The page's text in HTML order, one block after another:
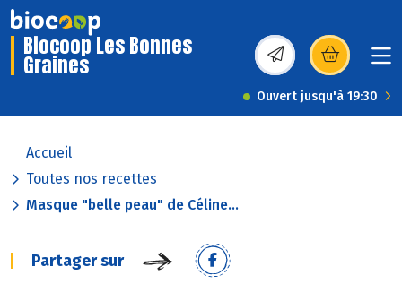
Biocoop Les Bonnes
Graines (s’ouvre dans une
Ouvert jusqu'à 19:30
Accueil
Toutes nos recettes
Masque "belle peau" de Céline...
Partager sur